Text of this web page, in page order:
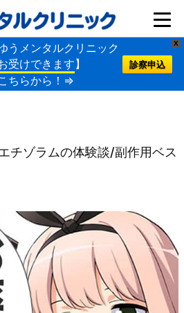
X
うメンタルクリニック
受けできます】
ちらから！⇒
診察申込
チゾラムの体験談/副作用ベス